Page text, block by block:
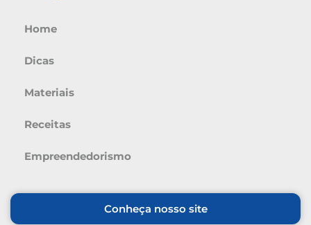
Home
Dicas
Materiais
Receitas
Empreendedorismo
Conheça nosso site